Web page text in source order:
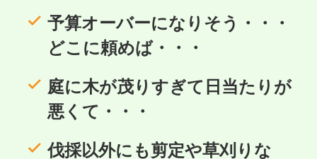
予算オーバーになりそう
・・・
どこに頼めば・・・
庭に木が茂り すぎて日当たりが
悪くて・・・
伐採以外にも剪定や草刈り な